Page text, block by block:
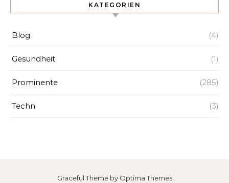
KATEGORIEN
Blog (4)
Gesundheit (1)
Prominente (285)
Techn (3)
Graceful Theme by Optima Themes